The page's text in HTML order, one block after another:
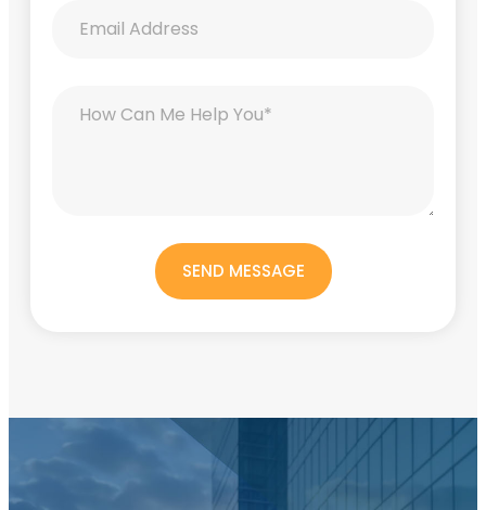
SEND MESSAGE